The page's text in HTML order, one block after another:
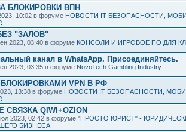
БЛОКИРОВКИ ВПН
10:02 в форуме НОВОСТИ IT БЕЗОПАСНОСТИ,
"ЗАЛОВ"
2023, 03:40 в форуме КОНСОЛИ И ИГРОВОЕ ПО ДЛЯ
канал в WhatsApp. Присоединяйтесь.
2023, 03:35 в форуме NovoTech Gambling Industry
VPN В РФ
13:38 в форуме НОВОСТИ IT БЕЗОПАСНОСТИ,
QIWI+OZION
2023, 02:42 в форуме "ПРОСТО ЮРИСТ" -
БИЗНЕСА